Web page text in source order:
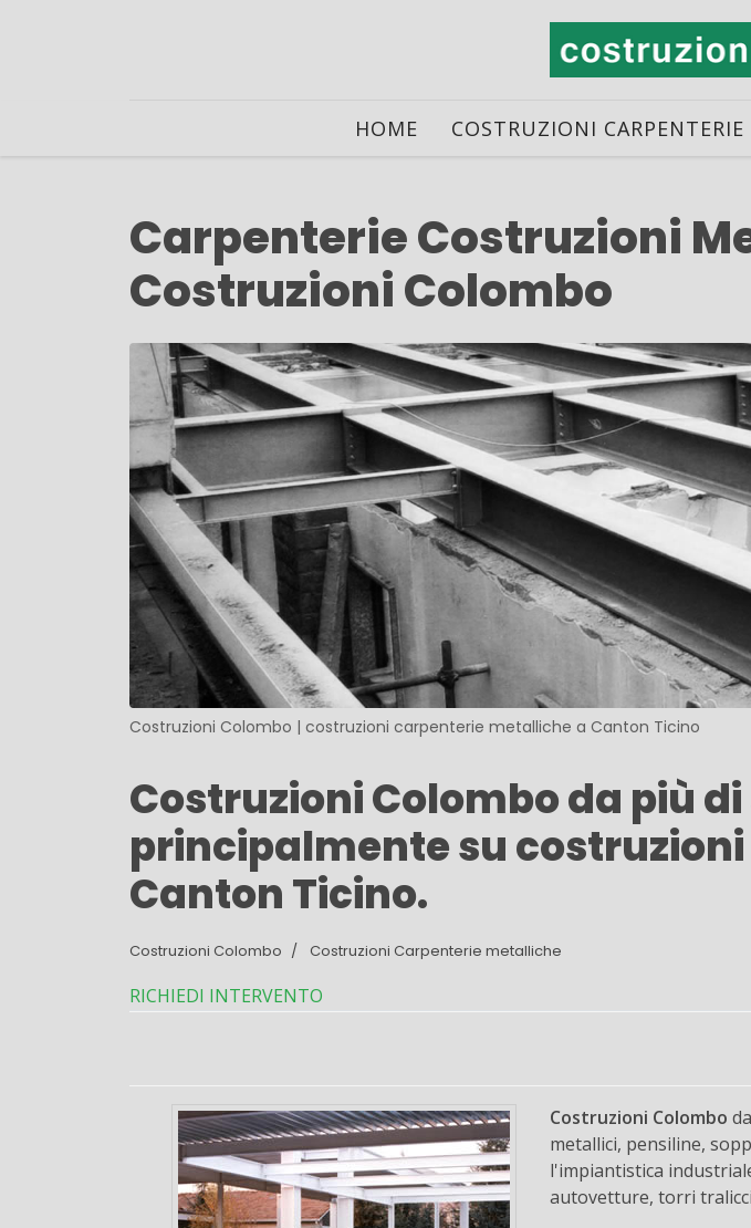
HOME COSTRUZIONI
Carpenterie Costruzioni
Costruzioni Colombo
Costruzioni Colombo | costruzioni carpenterie metalliche a Canton Ticino
Costruzioni Colombo da più
principalmente su
Canton Ticino.
Costruzioni Colombo Costruzioni Carpenterie metalliche
RICHIEDI INTERVENTO
Costruzioni Colombo
metallici, pensiline,
l'impiantistica
autovetture, torri